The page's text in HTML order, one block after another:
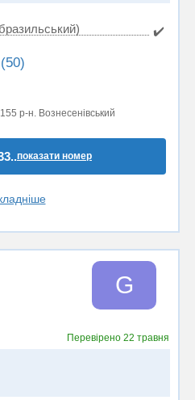
✔️
р-н. Вознесенівський
показати номер
G
Перевірено22 травня